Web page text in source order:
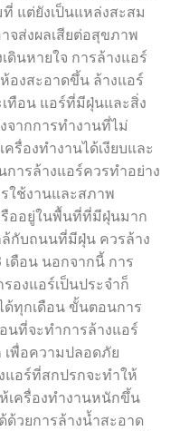
แต่ยังเป็นแหล่งสะสม
จส่งผลเสียต่อสุขภาพ
ดินหายใจ การล้างแอร์
งสะอาดขึ้น ล้างแอร์
ทือน แอร์ที่มีฝุ่นและสิ่ง
จากการทำงานที่ไม่
รื่องทำงานได้เงียบและ
ารล้างแอร์ควรทำอย่าง
ใช้งานและสภาพ
ออยู่ในพื้นที่ที่มีฝุ่นมาก
ล้กับถนนที่มีฝุ่น ควรล้าง
ดือน นอกจากนี้ การ
องแอร์เป็นประจำก็
ทุกเดือน ขั้นตอนการ
นที่จะทำการล้างแอร์
เพื่อความปลอดภัย
แอร์ที่สกปรกจะทำให้
เครื่องทำงานหนักขึ้น
ด้วยการล้างน้ำสะอาด